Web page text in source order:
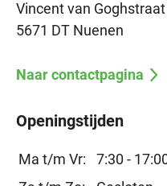
Vincent van
5671 DT Nuenen
Naar contactpagina
Openingstijden
Ma t/m Vr:
7:30 -